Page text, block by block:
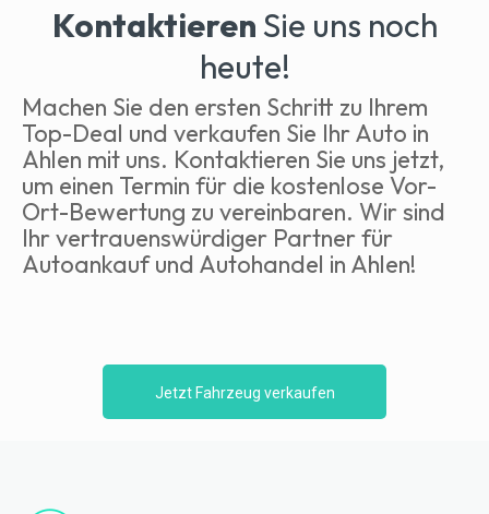
KontaktierenSie uns noch
heute!
Machen Sie den ersten Schritt zu Ihrem
Top-Deal und verkaufen Sie Ihr Auto in
Ahlen mit uns. Kontaktieren Sie uns jetzt,
um einen Termin für die kostenlose Vor-
Ort-Bewertung zu vereinbaren. Wir sind
Ihr vertrauenswürdiger Partner für
Autoankauf und Autohandel in Ahlen!
Jetzt Fahrzeug verkaufen